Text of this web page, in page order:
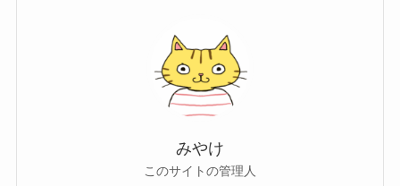
みやけ
このサイトの管理人